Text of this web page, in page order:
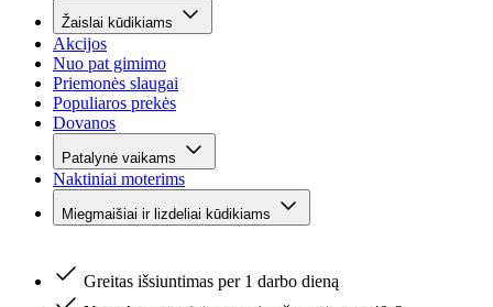
Žaislai kūdikiams
Akcijos
Nuo pat gimimo
Priemonės slaugai
Populiaros prekės
Dovanos
Patalynė vaikams
Naktiniai moterims
Miegmaišiai ir lizdeliai kūdikiams
Greitas išsiuntimas per 1 darbo dieną